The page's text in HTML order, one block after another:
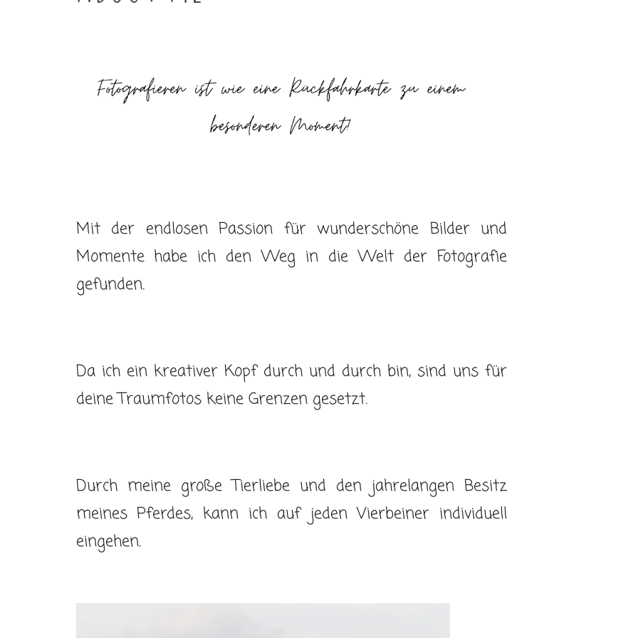
Mit der endlosen Passion für wunderschöne Bilder und
Momente habe ich den Weg in die Welt der Fotografie
gefunden.
Da ich ein kreativer Kopf durch und durch bin, sind uns für
deine Traumfotos keine Grenzen gesetzt.
Durch meine große Tierliebe und den jahrelangen Besitz
meines Pferdes, kann ich auf jeden Vierbeiner individuell
eingehen.